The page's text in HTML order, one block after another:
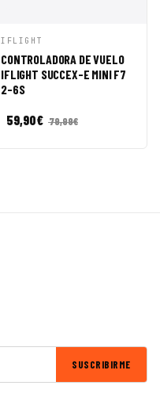
VISTA
RÁPIDA
CESTA
IFLIGHT
CONTROLADORA DE VUELO
IFLIGHT SUCCEX-E MINI F7
2-6S
59,90€ 79,99€
SUSCRIBIRME